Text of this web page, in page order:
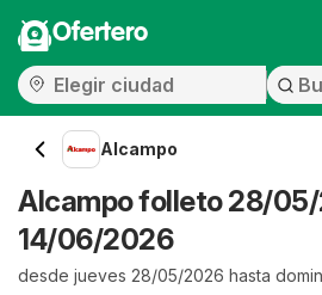
Ofertero
Alcampo
Alcampo folleto 28/
14/06/2026
desde jueves 28/05/2026 hasta